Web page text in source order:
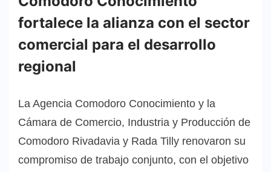
fortalece la alianza con el sector
comercial para el desarrollo
regional
La Agencia Comodoro Conocimiento y la
Cámara de Comercio, Industria y Producción de
Comodoro Rivadavia y Rada Tilly renovaron su
compromiso de trabajo conjunto, con el objetivo